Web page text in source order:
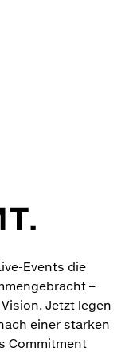
Events die
–
Jetzt legen
einer starken
Commitment